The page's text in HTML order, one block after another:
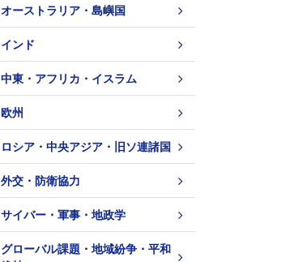
オーストラリア・島嶼国
インド
中東・アフリカ・イスラム
欧州
ロシア・中央アジア・旧ソ連諸国
外交・防衛協力
サイバー・軍事・地政学
グローバル課題・地域紛争・平和